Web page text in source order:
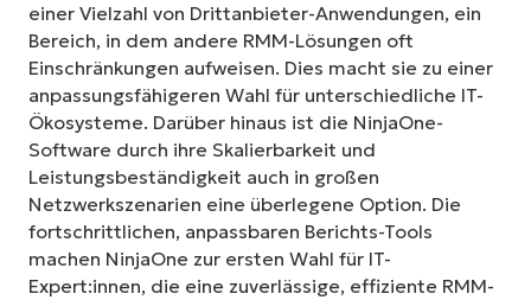
einer Vielzahl von Drittanbieter-Anwendungen, ein
Bereich, in dem andere RMM-Lösungen oft
Einschränkungen aufweisen. Dies macht sie zu einer
anpassungsfähigeren Wahl für unterschiedliche IT-
Ökosysteme. Darüber hinaus ist die NinjaOne-
Software durch ihre Skalierbarkeit und
Leistungsbeständigkeit auch in großen
Netzwerkszenarien eine überlegene Option. Die
fortschrittlichen, anpassbaren Berichts-Tools
machen NinjaOne zur ersten Wahl für IT-
Expert:innen, die eine zuverlässige, effiziente RMM-